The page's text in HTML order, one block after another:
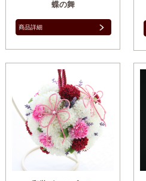
蝶の舞
商品詳細